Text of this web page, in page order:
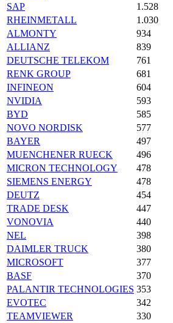
SAP
1.528
RHEINMETALL
1.030
ALMONTY
934
ALLIANZ
839
DEUTSCHE TELEKOM
761
RENK GROUP
681
INFINEON
604
NVIDIA
593
BYD
585
NOVO NORDISK
577
BAYER
497
MUENCHENER RUECK
496
MICRON TECHNOLOGY
478
SIEMENS ENERGY
478
DEUTZ
454
TRADE DESK
447
VONOVIA
440
NEL
398
DAIMLER TRUCK
380
MICROSOFT
377
BASF
370
PALANTIR TECHNOLOGIES 353
EVOTEC
342
TEAMVIEWER
330